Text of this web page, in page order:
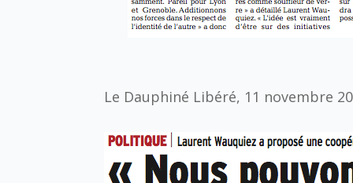
Le Dauphiné Libéré, 11 novembre